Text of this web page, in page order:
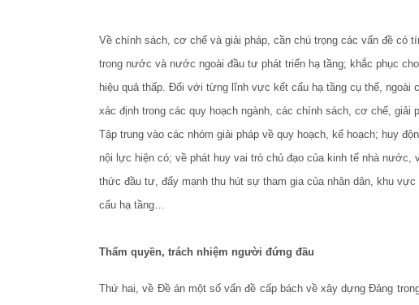
Về chính sách, cơ chế và giải pháp, cần chú trọng các vấn đề có
trong nước và nước ngoài đầu tư phát triển hạ tầng; khắc phục
hiệu quả thấp. Đối với từng lĩnh vực kết cấu hạ tầng cụ thể,
xác định trong các quy hoạch ngành, các chính sách, cơ chế, giải
Tập trung vào các nhóm giải pháp về quy hoạch, kế hoạch; huy
nội lực hiện có; về phát huy vai trò chủ đạo của kinh tế nhà
thức đầu tư, đẩy mạnh thu hút sự tham gia của nhân dân, khu
cấu hạ tầng…
Thẩm quyền, trách nhiệm người đứng đầu
Thứ hai, về Đề án một số vấn đề cấp bách về xây dựng Đảng